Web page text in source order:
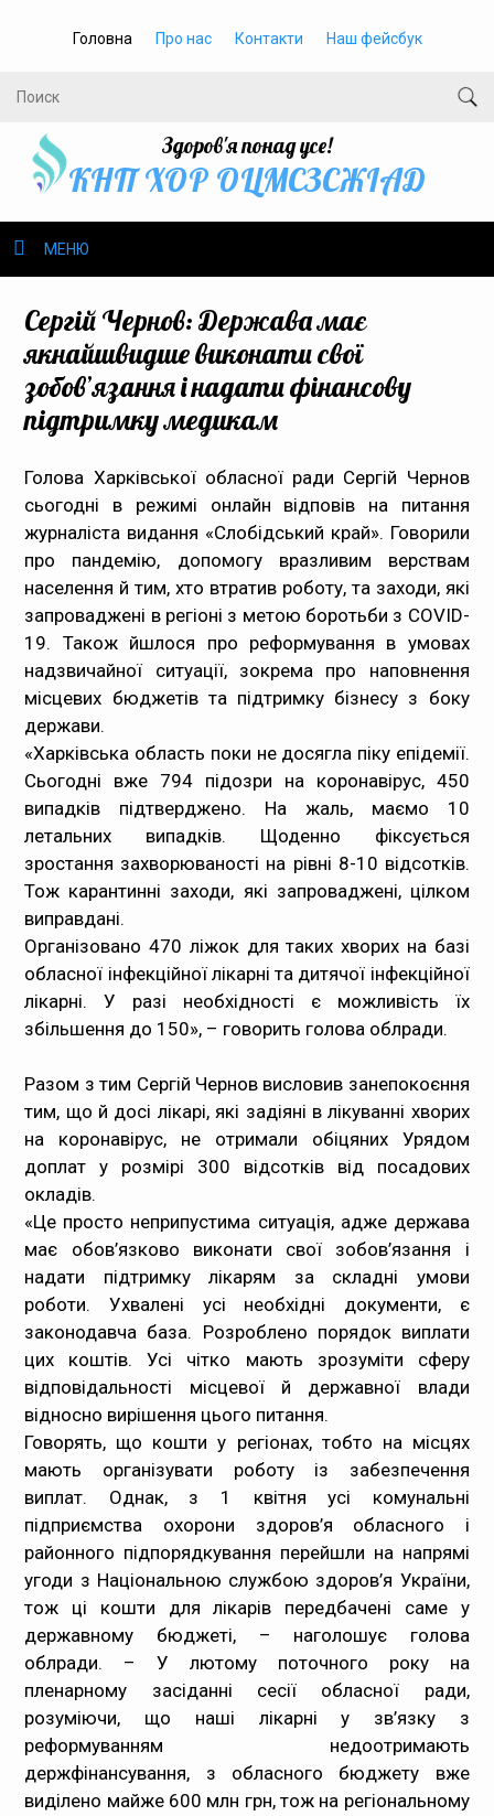
Головна Про нас Контакти Наш фейсбук
Здоров'я понад усе!
КНП ХОР ОЦМСЗСЖIАД
МЕНЮ
Громадське здоров’я
Безбар’єрність
Громадянам
Медпрацівникам
Статистика
Документи
Контакти
Карта сайта
Сергій Чернов: Держава має
якнайшвидше виконати свої
зобов’язання і надати фінансову
підтримку медикам
Голова Харківської обласної ради Сергій Чернов
сьогодні в режимі онлайн відповів на питання
журналіста видання «Слобідський край». Говорили
про пандемію, допомогу вразливим верствам
населення й тим, хто втратив роботу, та заходи, які
запроваджені в регіоні з метою боротьби з CОVID-
19. Також йшлося про реформування в умовах
надзвичайної ситуації, зокрема про наповнення
місцевих бюджетів та підтримку бізнесу з боку
держави.
«Харківська область поки не досягла піку епідемії.
Сьогодні вже 794 підозри на коронавірус, 450
випадків підтверджено. На жаль, маємо 10
летальних випадків. Щоденно фіксується
зростання захворюваності на рівні 8-10 відсотків.
Тож карантинні заходи, які запроваджені, цілком
виправдані.
Організовано 470 ліжок для таких хворих на базі
обласної інфекційної лікарні та дитячої інфекційної
лікарні. У разі необхідності є можливість їх
збільшення до 150», – говорить голова облради.
Разом з тим Сергій Чернов висловив занепокоєння
тим, що й досі лікарі, які задіяні в лікуванні хворих
на коронавірус, не отримали обіцяних Урядом
доплат у розмірі 300 відсотків від посадових
окладів.
«Це просто неприпустима ситуація, адже держава
має обов’язково виконати свої зобов’язання і
надати підтримку лікарям за складні умови
роботи. Ухвалені усі необхідні документи, є
законодавча база. Розроблено порядок виплати
цих коштів. Усі чітко мають зрозуміти сферу
відповідальності місцевої й державної влади
відносно вирішення цього питання.
Говорять, що кошти у регіонах, тобто на місцях
мають організувати роботу із забезпечення
виплат. Однак, з 1 квітня усі комунальні
підприємства охорони здоров’я обласного і
районного підпорядкування перейшли на напрямі
угоди з Національною службою здоров’я України,
тож ці кошти для лікарів передбачені саме у
державному бюджеті, – наголошує голова
облради. – У лютому поточного року на
пленарному засіданні сесії обласної ради,
розуміючи, що наші лікарні у зв’язку з
реформуванням недоотримають
держфінансування, з обласного бюджету вже
виділено майже 600 млн грн, тож на регіональному